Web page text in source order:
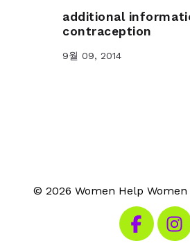
additional
contraception
9월 09, 2014
© 2026 Women Help Women
페이스북인